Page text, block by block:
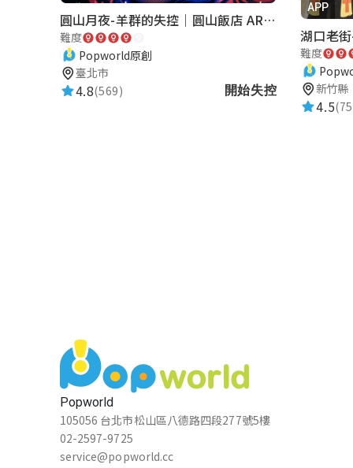
圓山月夜-羊群的失控｜圓山飯店 ARG實境解謎遊戲
難度
Popworld原創
臺北市
4.8(569) 開始失控
APP
難度
新竹縣
4.5
Popworld
105056 台北市松山區八德路四段277號5樓
02-2597-9725
service@popworld.cc